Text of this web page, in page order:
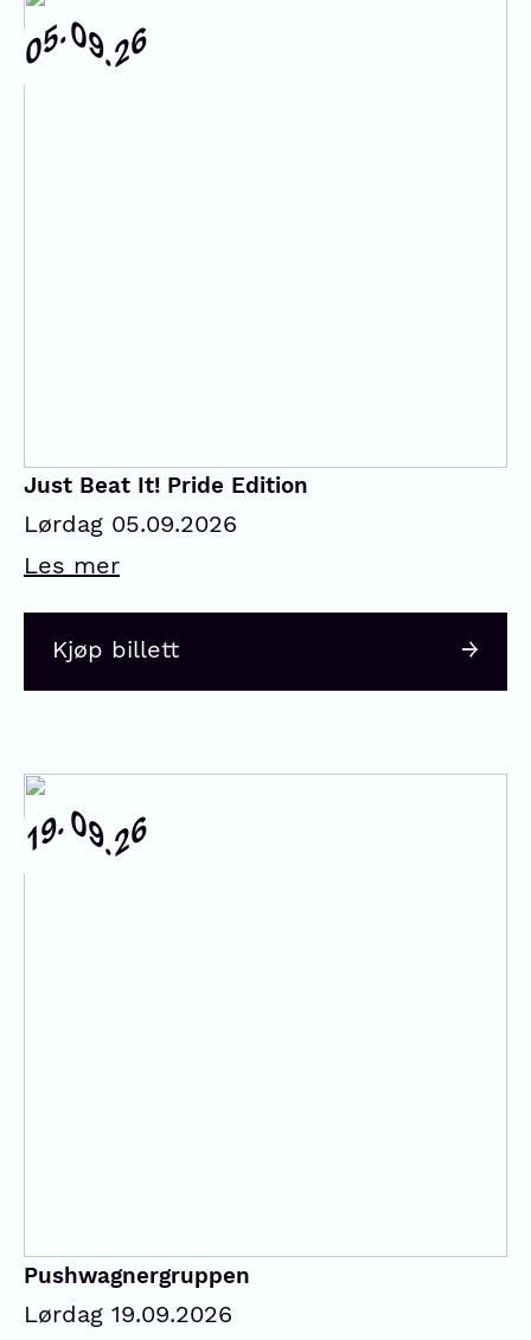
05.09.26
Just Beat It! Pride Edition
Lørdag 05.09.2026
Les mer
Kjøp billett
19.09.26
Pushwagnergruppen
Lørdag 19.09.2026